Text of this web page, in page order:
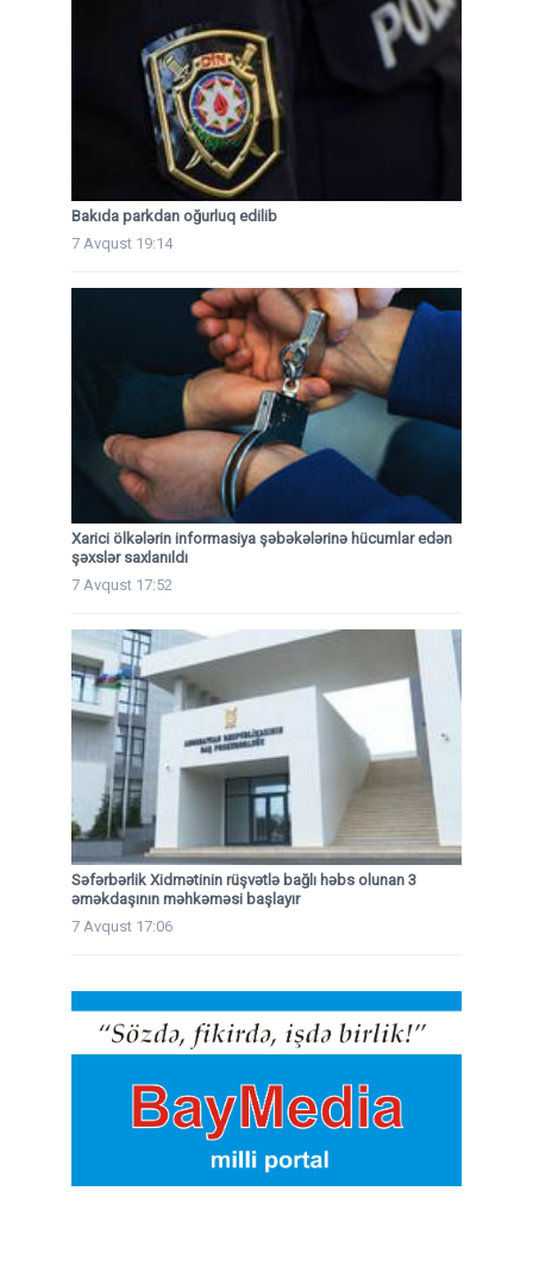
Bakıda parkdan oğurluq edilib
7 Avqust 19:14
Xarici ölkələrin informasiya şəbəkələrinə hücumlar edən
şəxslər saxlanıldı
7 Avqust 17:52
Səfərbərlik Xidmətinin rüşvətlə bağlı həbs olunan 3
əməkdaşının məhkəməsi başlayır
7 Avqust 17:06